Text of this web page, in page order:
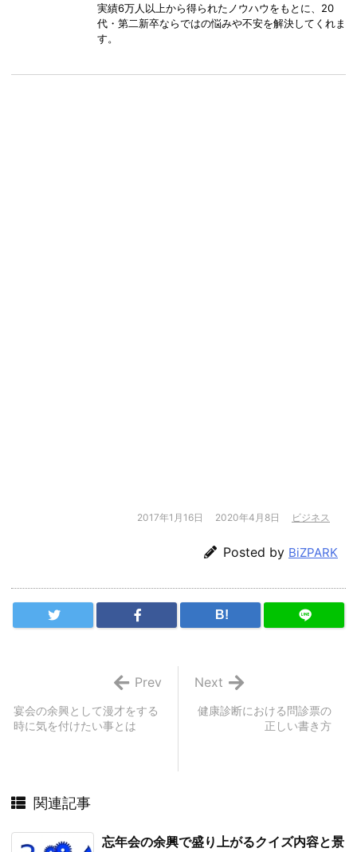
実績6万人以上から得られたノウハウをもとに、20
代・第二新卒ならではの悩みや不安を解決してくれま
す。
2017年1月16日 2020年4月8日 ビジネス
Posted by BiZPARK
B!
健康診断における問診票の
正しい書き方
Next
宴会の余興として漫才をする
時に気を付けたい事とは
Prev
関連記事
忘年会の余興で盛り上がるクイズ内容と景